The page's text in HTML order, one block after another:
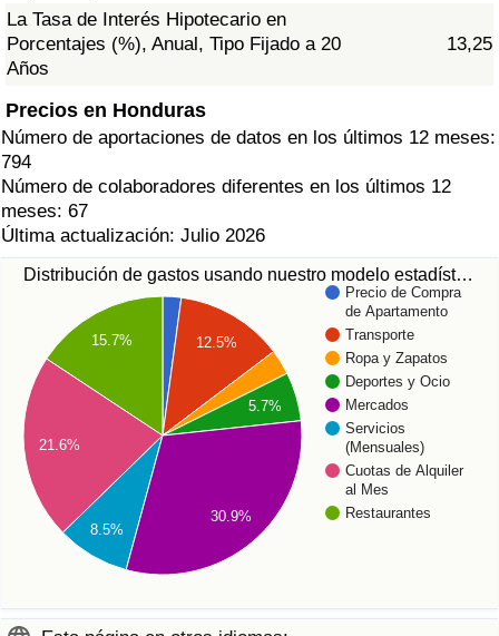
La Tasa de Interés Hipotecario en
Porcentajes (%), Anual, Tipo Fijado a 20
Años
13,25
Precios en Honduras
Número de aportaciones de datos en los últimos 12 meses:
794
Número de colaboradores diferentes en los últimos 12
meses: 67
Última actualización: Julio 2026
Distribución de gastos usando nuestro modelo estadíst…
Precio de Compra
de Apartamento
Transporte
Ropa y Zapatos
Deportes y Ocio
Mercados
Servicios
(Mensuales)
Cuotas de Alquiler
al Mes
Restaurantes
12.5%
5.7%
15.7%
21.6%
8.5%
30.9%